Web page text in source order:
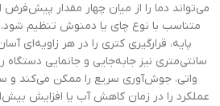
می‌تواند دما را از میان چهار مقدار پیش‌فرض
واتی، جوش‌آوری سریع را ممکن می‌کند و
عملکرد را در زمان کاهش آب یا افزایش